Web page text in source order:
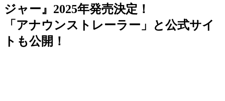
ジャー』2025年発売決定！
「アナウンストレーラー」と公式サイ
トも公開！